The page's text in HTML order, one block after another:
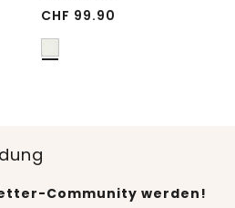
CHF 99.90
Community werden!